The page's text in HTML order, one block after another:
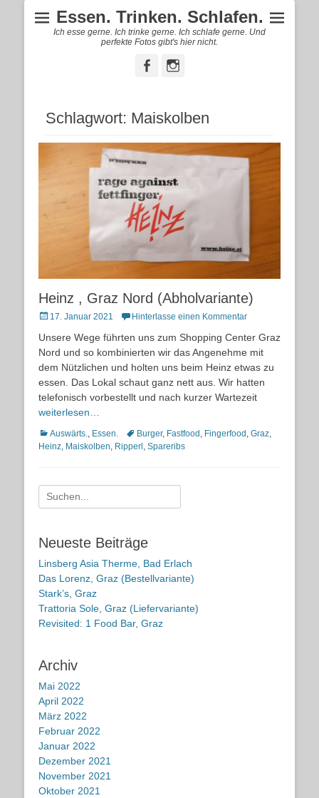
Essen. Trinken. Schlafen.
Ich esse gerne. Ich trinke gerne. Ich schlafe gerne. Und
perfekte Fotos gibt's hier nicht.
FacebookInstagram
Schlagwort: Maiskolben
Heinz , Graz Nord (Abholvariante)
Posted
17. Januar 2021 Hinterlasse einen Kommentar
Unsere Wege führten uns zum Shopping Center Graz
Nord und so kombinierten wir das Angenehme mit
dem Nützlichen und holten uns beim Heinz etwas zu
essen. Das Lokal schaut ganz nett aus. Wir hatten
telefonisch vorbestellt und nach kurzer Wartezeit
weiterlesen…
Kategorien
Auswärts., Essen. Schlagworte
Burger, Fastfood , Fingerfood , Graz,
Heinz, Maiskolben, Ripperl , Spareribs
Suche
nach:
Neueste Beiträge
Linsberg Asia Therme, Bad Erlach
Das Lorenz, Graz (Bestellvariante)
Stark’s, Graz
Trattoria Sole, Graz (Liefervariante)
Revisited: 1 Food Bar, Graz
Archiv
Mai 2022
April 2022
März 2022
Februar 2022
Januar 2022
Dezember 2021
November 2021
Oktober 2021